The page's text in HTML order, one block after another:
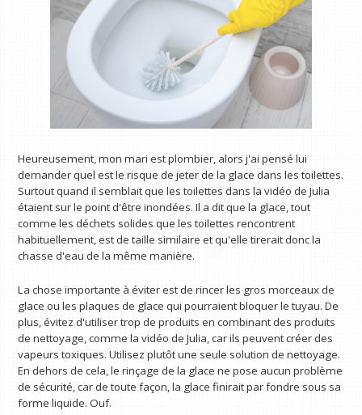
Heureusement, mon mari est plombier, alors j'ai pensé lui
demander quel est le risque de jeter de la glace dans les toilettes.
Surtout quand il semblait que les toilettes dans la vidéo de Julia
étaient sur le point d'être inondées. Il a dit que la glace, tout
comme les déchets solides que les toilettes rencontrent
habituellement, est de taille similaire et qu'elle tirerait donc la
chasse d'eau de la même manière.
La chose importante à éviter est de rincer les gros morceaux de
glace ou les plaques de glace qui pourraient bloquer le tuyau. De
plus, évitez d'utiliser trop de produits en combinant des produits
de nettoyage, comme la vidéo de Julia, car ils peuvent créer des
vapeurs toxiques. Utilisez plutôt une seule solution de nettoyage.
En dehors de cela, le rinçage de la glace ne pose aucun problème
de sécurité, car de toute façon, la glace finirait par fondre sous sa
forme liquide. Ouf.